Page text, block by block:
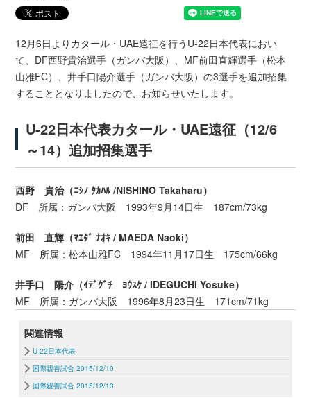
12月6日よりカタール・UAE遠征を行うU-22日本代表におい
て、DF西野貴治選手（ガンバ大阪）、MF前田直輝選手（松本
山雅FC）、井手口陽介選手（ガンバ大阪）の3選手を追加招集
することとなりましたので、お知らせいたします。
U-22日本代表カタール・UAE遠征（12/6
～14）追加招集選手
西野 貴治（ﾆｼﾉ ﾀｶﾊﾙ /NISHINO Takaharu）
DF 所属：ガンバ大阪 1993年9月14日生 187cm/73kg
前田 直輝（ﾏｴﾀﾞ ﾅｵｷ / MAEDA Naoki）
MF 所属：松本山雅FC 1994年11月17日生 175cm/66kg
井手口 陽介（ｲﾃﾞｸﾞﾁ ﾖｳｽｹ / IDEGUCHI Yosuke）
MF 所属：ガンバ大阪 1996年8月23日生 171cm/71kg
関連情報
U-22日本代表
国際親善試合 2015/12/10
国際親善試合 2015/12/13